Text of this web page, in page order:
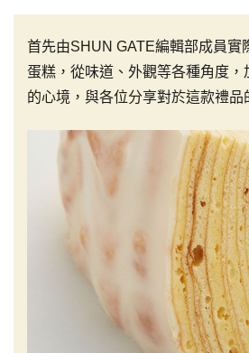
首先由SHUN GATE編輯部成員實
蛋糕，從味道、外觀等各種角度，
的心境，與各位分享對於這款禮品